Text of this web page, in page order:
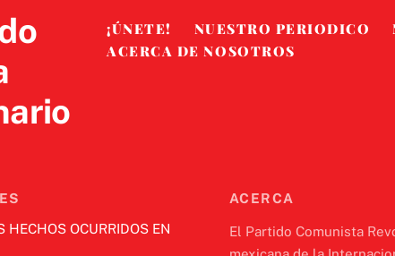
¡ÚNETE! NUESTRO PERIODICO
ACERCA DE NOSOTROS
HECHOS OCURRIDOS EN
ACERCA
El Partido Comunista